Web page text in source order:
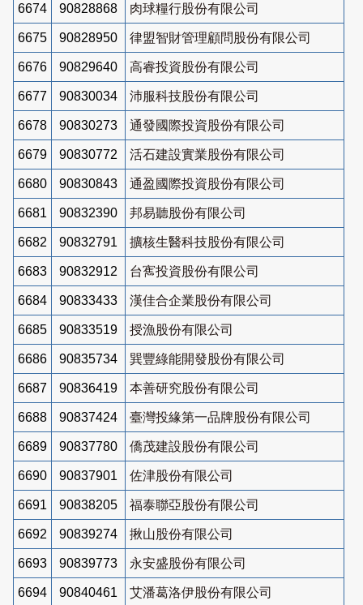
6674 90828868 肉球糧行股份有限公司
6675 90828950 律盟智財管理顧問股份有限公司
6676 90829640 高睿投資股份有限公司
6677 90830034 沛服科技股份有限公司
6678 90830273 通發國際投資股份有限公司
6679 90830772 活石建設實業股份有限公司
6680 90830843 通盈國際投資股份有限公司
6681 90832390 邦易聽股份有限公司
6682 90832791 擴核生醫科技股份有限公司
6683 90832912 台寯投資股份有限公司
6684 90833433 漢佳合企業股份有限公司
6685 90833519 授漁股份有限公司
6686 90835734 巽豐綠能開發股份有限公司
6687 90836419 本善研究股份有限公司
6688 90837424 臺灣投緣第一品牌股份有限公司
6689 90837780 僑茂建設股份有限公司
6690 90837901 佐津股份有限公司
6691 90838205 福泰聯亞股份有限公司
6692 90839274 揪山股份有限公司
6693 90839773 永安盛股份有限公司
6694 90840461 艾潘葛洛伊股份有限公司